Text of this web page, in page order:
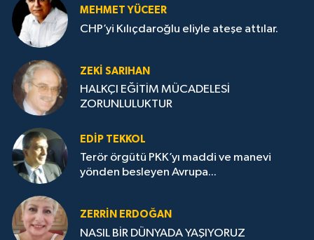
MEHMET YÜCEER
CHP’yi Kılıçdaroğlu eliyle ateşe attılar.
ZEKI SARIHAN
HALKÇI EĞİTİM MÜCADELESİ
ZORUNLULUKTUR
EDIP TEKKOL
Terör örgütü PKK’yı maddi ve manevi
yönden besleyen Avrupa...
ZERRIN ERDOĞAN
NASIL BİR DÜNYADA YAŞIYORUZ